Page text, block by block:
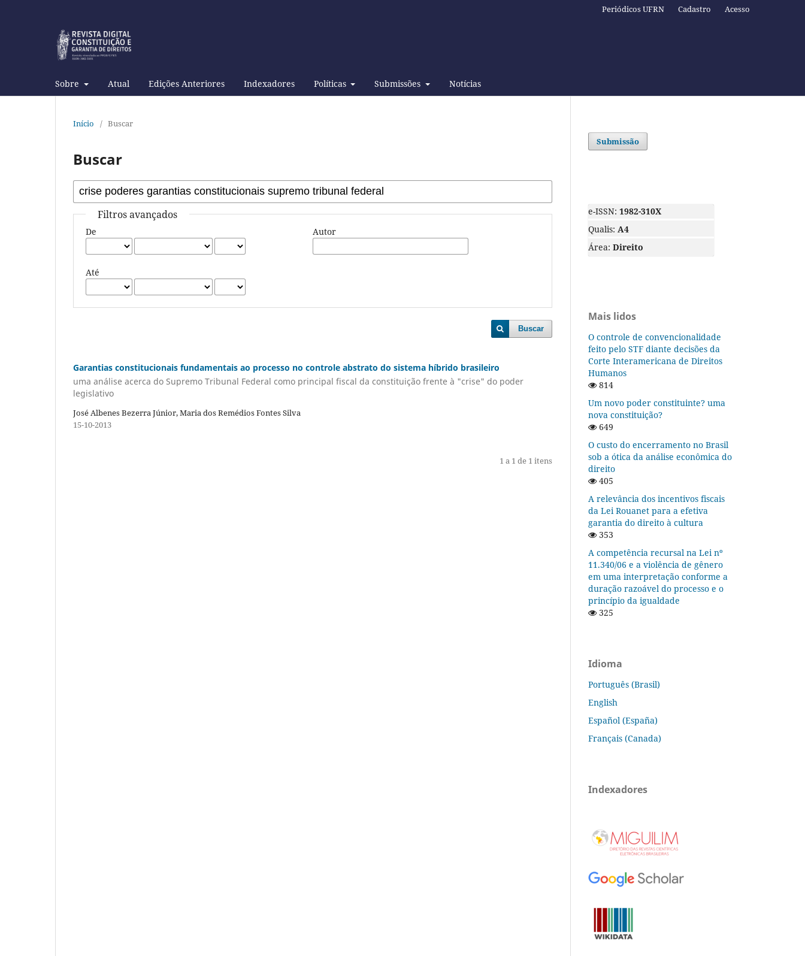
Sobre Atual Edições Anteriores Indexadores Políticas Submissões Notícias
Periódicos UFRN Cadastro Acesso
Início / Buscar
Buscar
Filtros avançados
De
Até
Autor
Buscar
Garantias constitucionais fundamentais ao processo no controle abstrato do sistema híbrido brasileiro
uma análise acerca do Supremo Tribunal Federal como principal fiscal da constituição frente à "crise" do poder
legislativo
José Albenes Bezerra Júnior, Maria dos Remédios Fontes Silva
15-10-2013
1 a 1 de 1 itens
Submissão
e-ISSN: 1982-310X
Qualis: A4
Área: Direito
Mais lidos
O controle de convencionalidade
feito pelo STF diante decisões da
Corte Interamericana de Direitos
Humanos
814
Um novo poder constituinte? uma
nova constituição?
649
O custo do encerramento no Brasil
sob a ótica da análise econômica do
direito
405
A relevância dos incentivos fiscais
da Lei Rouanet para a efetiva
garantia do direito à cultura
353
A competência recursal na Lei nº
11.340/06 e a violência de gênero
em uma interpretação conforme a
duração razoável do processo e o
princípio da igualdade
325
Idioma
Português (Brasil)
English
Español (España)
Français (Canada)
Indexadores